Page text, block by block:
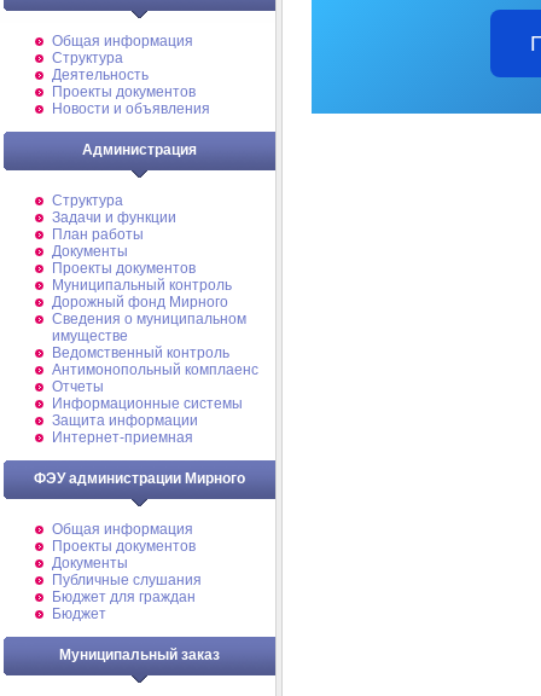
Общая информация
Структура
Деятельность
Проекты документов
Новости и объявления
Администрация
Структура
Задачи и функции
План работы
Документы
Проекты документов
Муниципальный контроль
Дорожный фонд Мирного
Cведения о муниципальном
имуществе
Ведомственный контроль
Антимонопольный комплаенс
Отчеты
Информационные системы
Защита информации
Интернет-приемная
ФЭУ администрации Мирного
Общая информация
Проекты документов
Документы
Публичные слушания
Бюджет для граждан
Бюджет
Муниципальный заказ